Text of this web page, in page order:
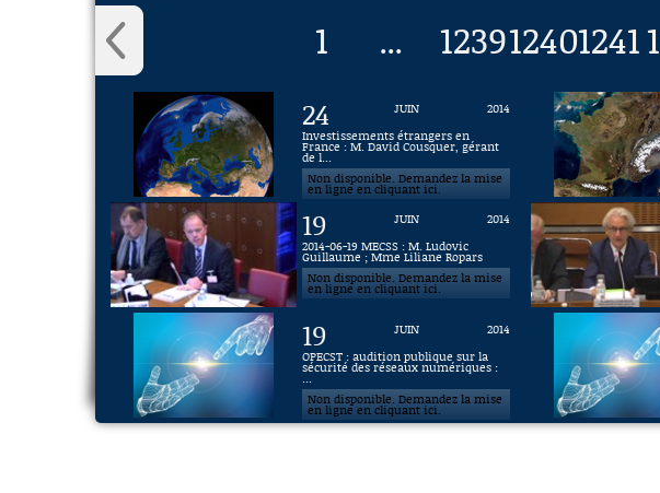
1 ... 123912401241
24 JUIN
2014
Investissements étrangers en
France : M. David Cousquer, gérant
de l...
Non disponible. Demandez la mise
en ligne en cliquant ici.
19 JUIN
2014
2014-06-19 MECSS : M. Ludovic
Guillaume ; Mme Liliane Ropars
Non disponible. Demandez la mise
en ligne en cliquant ici.
19 JUIN
2014
OPECST : audition publique sur la
sécurité des réseaux numériques :
...
Non disponible. Demandez la mise
en ligne en cliquant ici.